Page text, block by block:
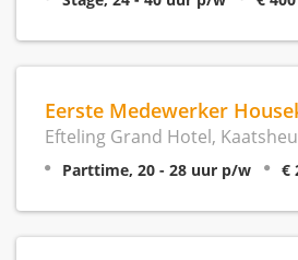
Eerste Medewerker
Efteling Grand Hotel,
Parttime, 20 - 28 uur p/w €